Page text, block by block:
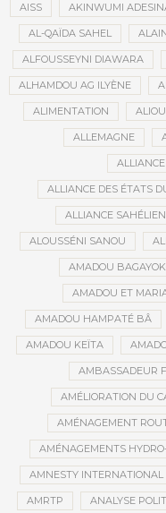
AISS AKINWUMI
AL-QAÏDA SAHEL
ALFOUSSEYNI DIAWARA
ALHAMDOU AG ILYÈNE
ALIMENTATION
ALLEMAGNE
ALLIANCE DES ÉTATS
ALLIANCE
ALOUSSÉNI SANOU
AMADOU
AMADOU ET
AMADOU HAMPATÉ BÂ
AMADOU KEÏTA
AMBASSADEUR
AMÉLIORATION DU
AMÉNAGEMENT
AMÉNAGEMENTS
AMNESTY INTERNATIONAL
AMRTP ANALYSE